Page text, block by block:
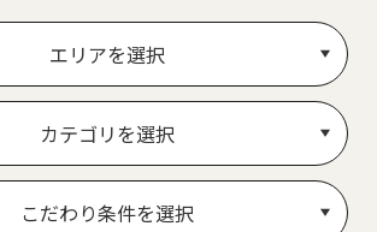
エリアを選択
カテゴリを選択
こだわり条件を選択